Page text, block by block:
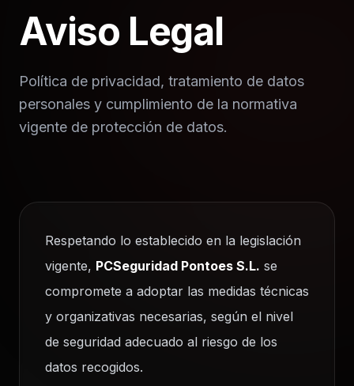
Aviso Legal
Política de privacidad, tratamiento de datos
personales y cumplimiento de la normativa
vigente de protección de datos.
Respetando lo establecido en la legislación
vigente, PCSeguridad Pontoes S.L. se
compromete a adoptar las medidas técnicas
y organizativas necesarias, según el nivel
de seguridad adecuado al riesgo de los
datos recogidos.